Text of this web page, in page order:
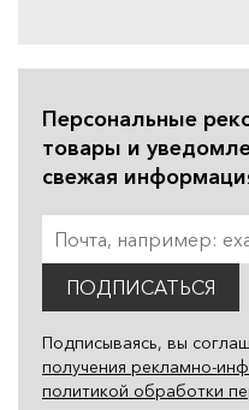
Персональные
товары и
свежая
ПОДПИСАТЬСЯ
Подписываясь, вы
получения рекламно-
политикой обработки